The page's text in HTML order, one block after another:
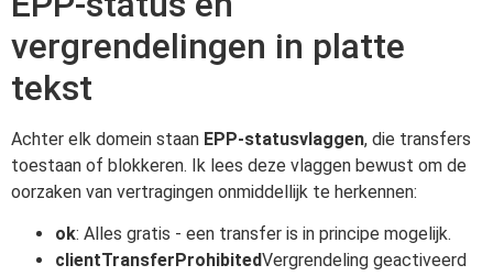
vergrendelingen in platte
tekst
Achter elk domein staan EPP-statusvlaggen, die transfers
toestaan of blokkeren. Ik lees deze vlaggen bewust om de
oorzaken van vertragingen onmiddellijk te herkennen:
ok: Alles gratis - een transfer is in principe mogelijk.
clientTransferProhibitedVergrendeling geactiveerd